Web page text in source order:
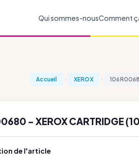
Qui sommes-nousComment
Accueil XEROX
- XEROX CARTRIDGE
de l'article